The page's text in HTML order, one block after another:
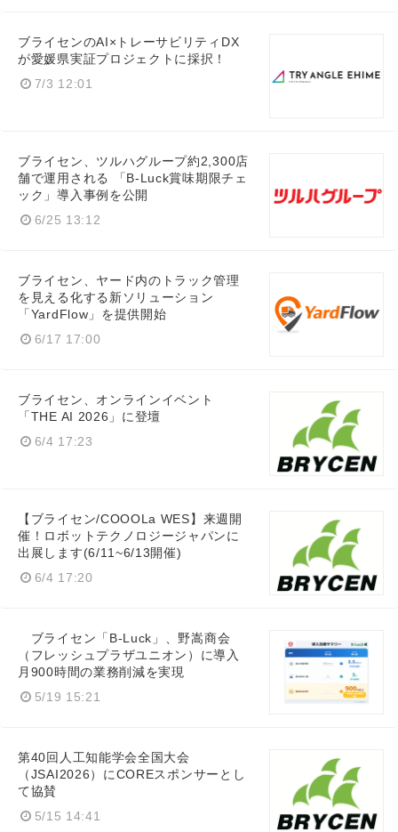
ブライセンのAI×トレーサビリティDX
が愛媛県実証プロジェクトに採択！
7/3 12:01
ブライセン、ツルハグループ約2,300店
舗で運用される 「B-Luck賞味期限チェ
ック」導入事例を公開
6/25 13:12
ブライセン、ヤード内のトラック管理
を見える化する新ソリューション
「YardFlow」を提供開始
6/17 17:00
ブライセン、オンラインイベント
「THE AI 2026」に登壇
6/4 17:23
【ブライセン/COOOLa WES】来週開
催！ロボットテクノロジージャパンに
出展します(6/11~6/13開催)
6/4 17:20
ブライセン「B-Luck」、野嵩商会
（フレッシュプラザユニオン）に導入
月900時間の業務削減を実現
5/19 15:21
第40回人工知能学会全国大会
（JSAI2026）にCOREスポンサーとし
て協賛
5/15 14:41